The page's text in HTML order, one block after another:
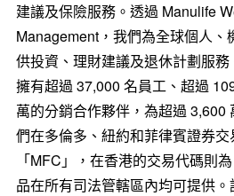
建議及保險服務。透過 Manulife
Management，我們為全球個人、
供投資、理財建議及退休計劃服
擁有超過 37,000 名員工、超過
萬的分銷合作夥伴，為超過 3,600
們在多倫多、紐約和菲律賓證券
「MFC」，在香港的交易代碼則
品在所有司法管轄區內均可提供